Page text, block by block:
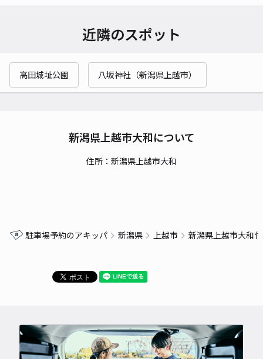
近隣のスポット
高田城址公園 八坂神社（新潟県上越市）
新潟県上越市大和について
住所：新潟県上越市大和
駐車場予約のアキッパ 新潟県 上越市 新潟県上越市大和